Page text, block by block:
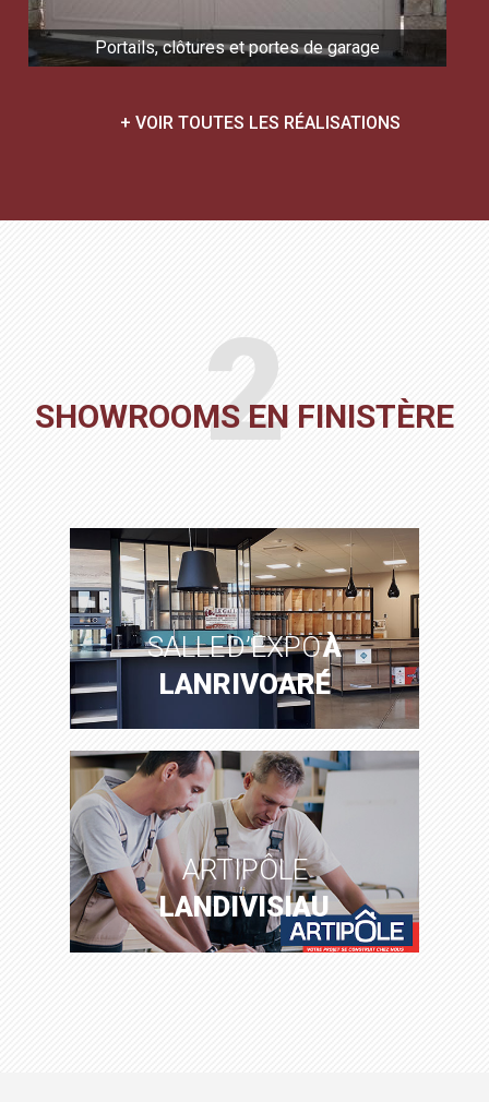
Portails, clôtures et portes de garage
+ VOIR TOUTES LES RÉALISATIONS
2
SHOWROOMS EN FINISTÈRE
SALLE D’EXPOÀ
LANRIVOARÉ
ARTIPÔLE
LANDIVISIAU